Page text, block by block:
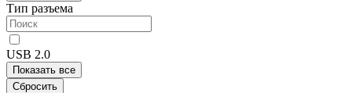
Тип разъема
USB 2.0
Показать все
Сбросить